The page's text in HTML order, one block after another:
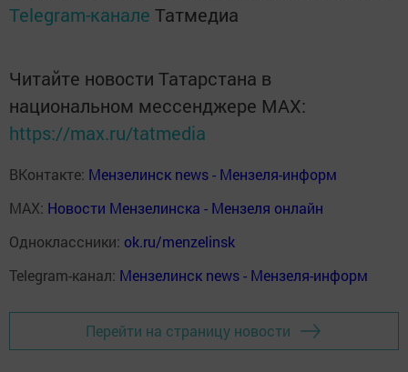
Telegram-канале Татмедиа
Читайте новости Татарстана в
национальном мессенджере MАХ:
https://max.ru/tatmedia
ВКонтакте: Мензелинск news - Мензеля-информ
MAX: Новости Мензелинска - Мензеля онлайн
Одноклассники: ok.ru/menzelinsk
Telegram-канал: Мензелинск news - Мензеля-информ
Перейти на страницу новости